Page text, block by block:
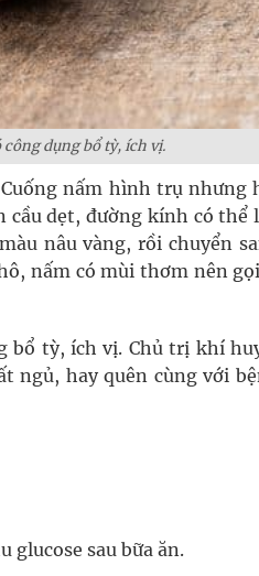
dụng bổ tỳ, ích vị.
nấm hình trụ nhưng
cầu dẹt, đường kính có thể
nâu vàng, rồi chuyển
nấm có mùi thơm nên
bổ tỳ, ích vị. Chủ trị khí
ngủ, hay quên cùng với
sau bữa ăn.